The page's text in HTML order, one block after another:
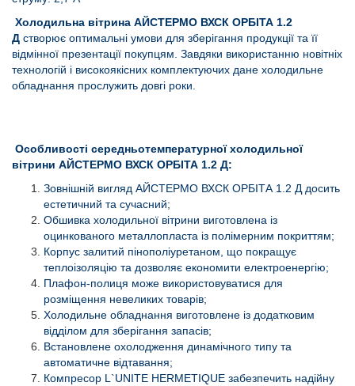
Холодильна вітрина АЙСТЕРМО ВХСК ОРБІТА 1.2
Д створює оптимальні умови для зберігання продукції та її
відмінної презентації покупцям. Завдяки використанню новітніх
технологій і високоякісних комплектуючих дане холодильне
обладнання прослужить довгі роки.
Особливості середньотемпературної холодильної
вітрини АЙСТЕРМО ВХСК ОРБІТА 1.2 Д:
Зовнішній вигляд АЙСТЕРМО ВХСК ОРБІТА 1.2 Д досить
естетичний та сучасний;
Обшивка холодильної вітрини виготовлена із
оцинкованого металлопласта із полімерним покриттям;
Корпус залитий пінополіуретаном, що покращує
теплоізоляцію та дозволяє економити електроенергію;
Плафон-полиця може використовуватися для
розміщення невеликих товарів;
Холодильне обладнання виготовлене із додатковим
відділом для зберігання запасів;
Встановлене охолодження динамічного типу та
автоматичне відтавання;
Компресор L`UNITE HERMETIQUE забезпечить надійну